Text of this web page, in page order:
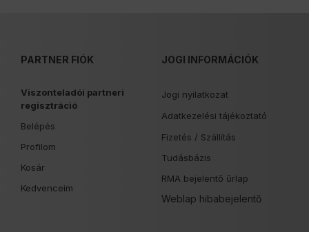
PARTNER FIÓK
Viszonteladói partneri
regisztráció
Belépés
Profilom
Kosár
Kedvenceim
JOGI INFORMÁCIÓK
Jogi nyilatkozat
Adatkezelési tájékoztató
Fizetés / Szállítás
Tudásbázis
RMA bejelentő űrlap
Weblap hibabejelentő